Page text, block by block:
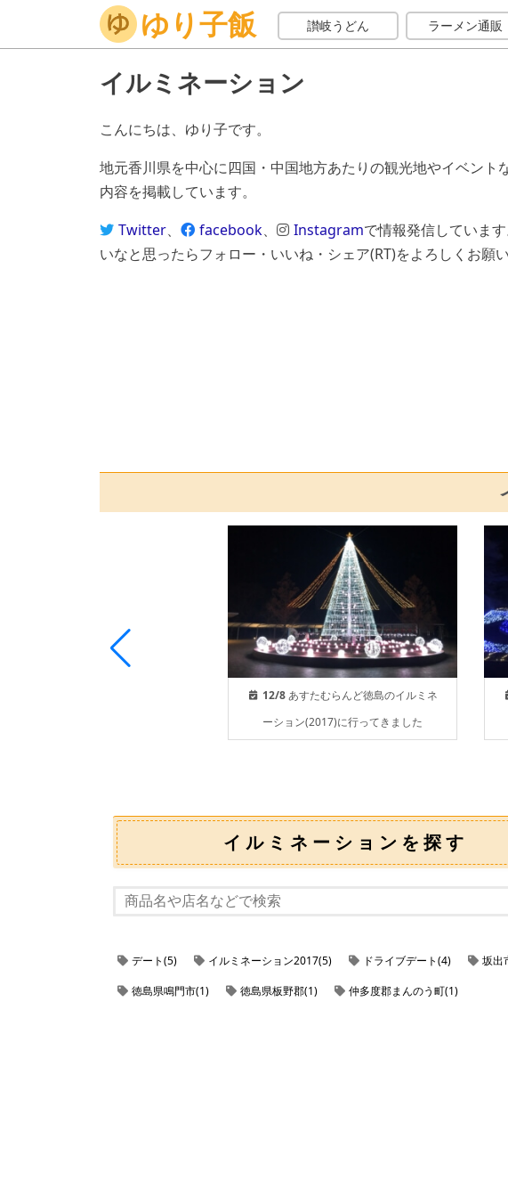
ゆり子飯 讃岐うどん ラーメン通販
ホーム お出かけ イルミネーション
2022.01.11 2022.11.10
イルミネーション
こんにちは、ゆり子です。
地元香川県を中心に四国・中国地方あたりの観光地やイベント
内容を掲載しています。
Twitter、 facebook、 Instagramで情報発信していま
いなと思ったらフォロー・いいね・シェア(RT)をよろしくお願い
12/8あすたむらんど徳島のイルミネ
ーション(2017)に行ってきました
イルミネーションを探す
デート(5) イルミネーション2017(5) ドライブデート(4)
坂出
徳島県鳴門市(1)
徳島県板野郡(1) 仲多度郡まんのう町(1)